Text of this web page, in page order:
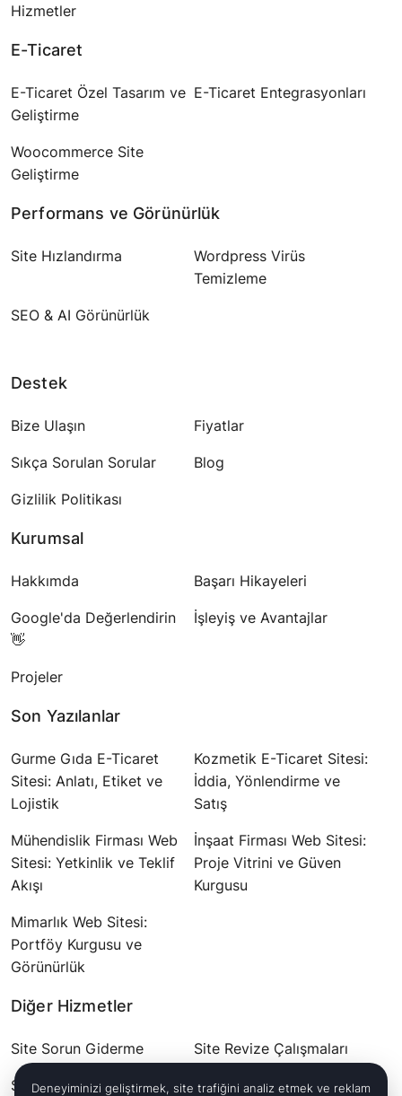
Hizmetler
E-Ticaret
E-Ticaret Özel Tasarım ve
Geliştirme
E-Ticaret Entegrasyonları
Woocommerce Site
Geliştirme
Performans ve Görünürlük
Site Hızlandırma
Wordpress Virüs
Temizleme
SEO & AI Görünürlük
Destek
Bize Ulaşın Fiyatlar
Sıkça Sorulan Sorular Blog
Gizlilik Politikası
Kurumsal
Hakkımda Başarı Hikayeleri
Google'da Değerlendirin
👋
İşleyiş ve Avantajlar
Projeler
Son Yazılanlar
Gurme Gıda E-Ticaret
Sitesi: Anlatı, Etiket ve
Lojistik
Kozmetik E-Ticaret Sitesi:
İddia, Yönlendirme ve
Satış
Mühendislik Firması Web
Sitesi: Yetkinlik ve Teklif
Akışı
İnşaat Firması Web Sitesi:
Proje Vitrini ve Güven
Kurgusu
Mimarlık Web Sitesi:
Portföy Kurgusu ve
Görünürlük
Diğer Hizmetler
Site Sorun Giderme Site Revize Çalışmaları
Site Güvenliği Çoklu Dil Entegrasyonu
Deneyiminizi geliştirmek, site trafiğini analiz etmek ve reklam